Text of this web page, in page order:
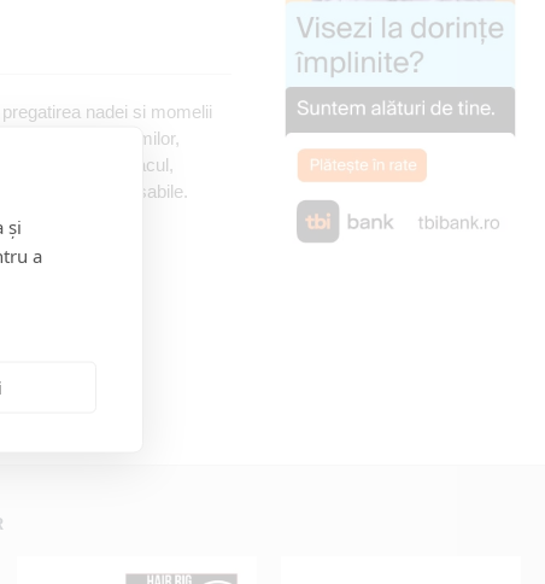
nadei si momelii
taierea viermilor,
fixati capacul,
ascutite si detasabile.
și
a